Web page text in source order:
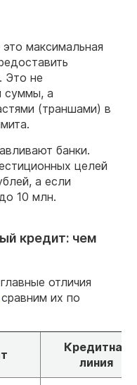
максимальная
Это не
суммы, а
(траншами) в
банки.
целей
а если
10 млн.
кредит: чем
отличия
их по
Кредитная
линия